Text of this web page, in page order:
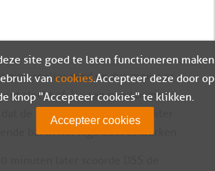
ging sneller rond en dus moest er
slecht af. Na een goed begin
de score opende. Elvira Dokter
bal in het lege doel te werken.
later scoorde DSS de
site goed te laten functioneren maken
van cookies. Accepteer deze door op
knop "Accepteer cookies" te klikken.
Accepteer cookies